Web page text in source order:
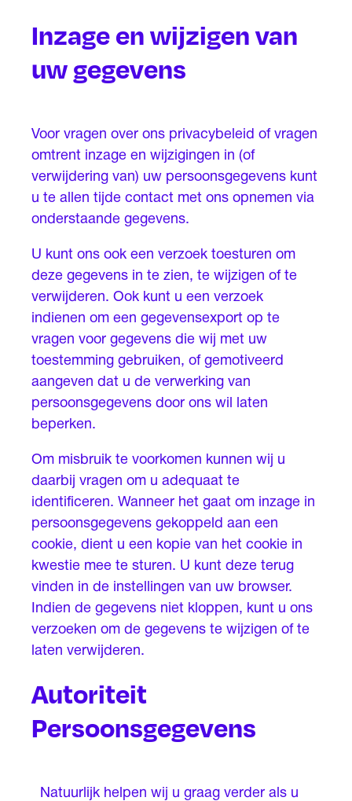
Inzage en wijzigen van
uw gegevens
Voor vragen over ons privacybeleid of vragen
omtrent inzage en wijzigingen in (of
verwijdering van) uw persoonsgegevens kunt
u te allen tijde contact met ons opnemen via
onderstaande gegevens.
U kunt ons ook een verzoek toesturen om
deze gegevens in te zien, te wijzigen of te
verwijderen. Ook kunt u een verzoek
indienen om een gegevensexport op te
vragen voor gegevens die wij met uw
toestemming gebruiken, of gemotiveerd
aangeven dat u de verwerking van
persoonsgegevens door ons wil laten
beperken.
Om misbruik te voorkomen kunnen wij u
daarbij vragen om u adequaat te
identificeren. Wanneer het gaat om inzage in
persoonsgegevens gekoppeld aan een
cookie, dient u een kopie van het cookie in
kwestie mee te sturen. U kunt deze terug
vinden in de instellingen van uw browser.
Indien de gegevens niet kloppen, kunt u ons
verzoeken om de gegevens te wijzigen of te
laten verwijderen.
Autoriteit
Persoonsgegevens
Natuurlijk helpen wij u graag verder als u